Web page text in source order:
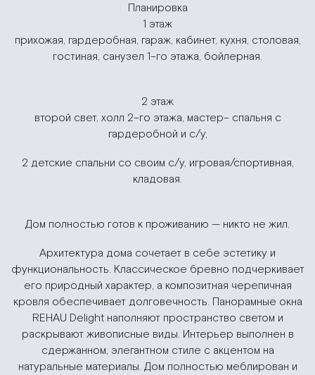
Планировка
1 этаж
прихожая, гардеробная, гараж, кабинет, кухня, столовая,
гостиная, санузел 1–го этажа, бойлерная.
2 этаж
второй свет, холл 2–го этажа, мастер– спальня с
гардеробной и с/у,
2 детские спальни со своим с/у, игровая/спортивная,
кладовая.
Дом полностью готов к проживанию — никто не жил.
Архитектура дома сочетает в себе эстетику и
функциональность. Классическое бревно подчеркивает
его природный характер, а композитная черепичная
кровля обеспечивает долговечность. Панорамные окна
REHAU Delight наполняют пространство светом и
раскрывают живописные виды. Интерьер выполнен в
сдержанном, элегантном стиле с акцентом на
натуральные материалы. Дом полностью меблирован и